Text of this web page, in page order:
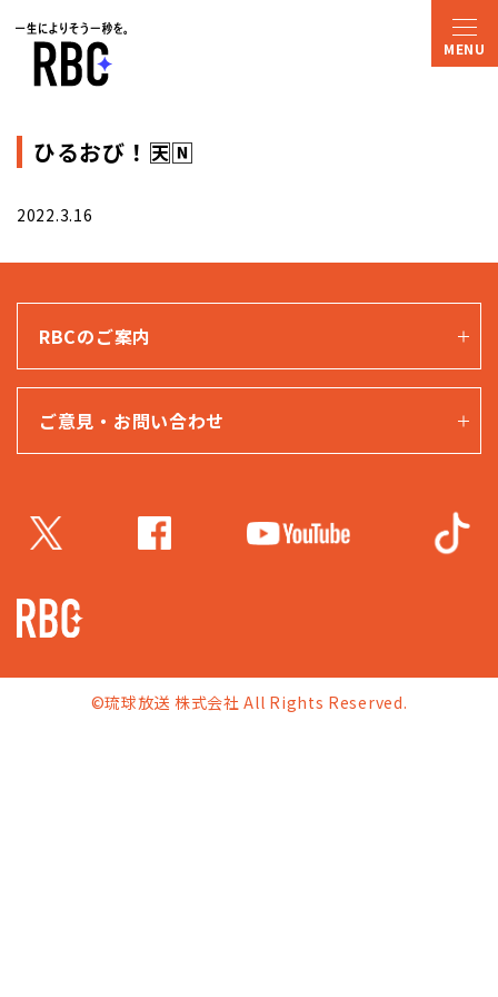
ひるおび！🈗🄽
2022.3.16
RBCのご案内
ご意見・お問い合わせ
©琉球放送 株式会社 All Rights Reserved.